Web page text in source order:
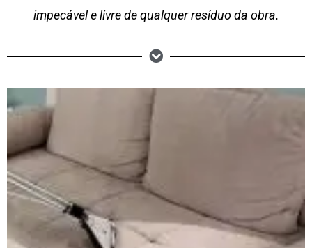
impecável e livre de qualquer resíduo da obra.